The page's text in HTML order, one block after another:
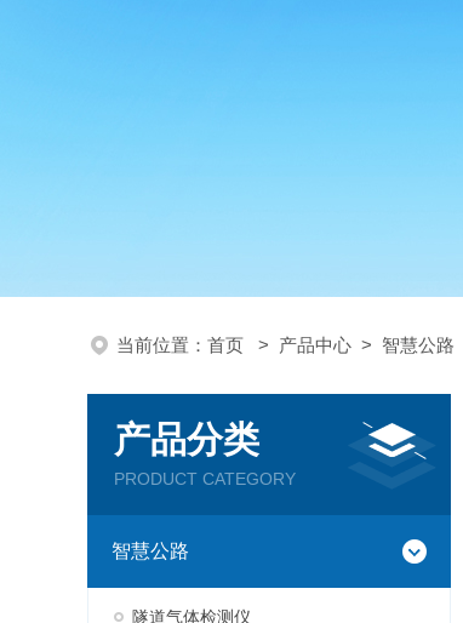
当前位置： 首页 > 产品中心 > 智慧公路
产品分类
PRODUCT CATEGORY
智慧公路
隧道气体检测仪